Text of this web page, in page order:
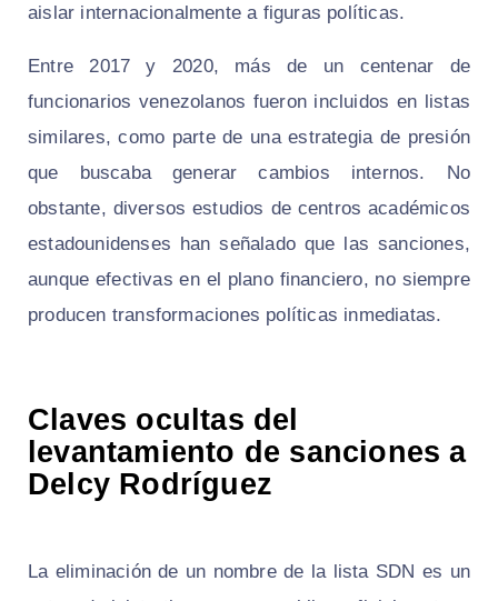
aislar internacionalmente a figuras políticas.
Entre 2017 y 2020, más de un centenar de
funcionarios venezolanos fueron incluidos en listas
similares, como parte de una estrategia de presión
que buscaba generar cambios internos. No
obstante, diversos estudios de centros académicos
estadounidenses han señalado que las sanciones,
aunque efectivas en el plano financiero, no siempre
producen transformaciones políticas inmediatas.
Claves ocultas del
levantamiento de sanciones a
Delcy Rodríguez
La eliminación de un nombre de la lista SDN es un